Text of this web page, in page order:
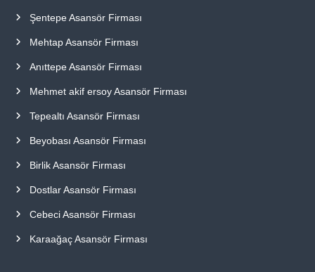
Şentepe Asansör Firması
Mehtap Asansör Firması
Anıttepe Asansör Firması
Mehmet akif ersoy Asansör Firması
Tepealtı Asansör Firması
Beyobası Asansör Firması
Birlik Asansör Firması
Dostlar Asansör Firması
Cebeci Asansör Firması
Karaağaç Asansör Firması